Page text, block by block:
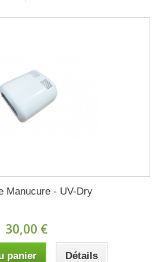
Manucure - UV-Dry
30,00 €
panier Détails